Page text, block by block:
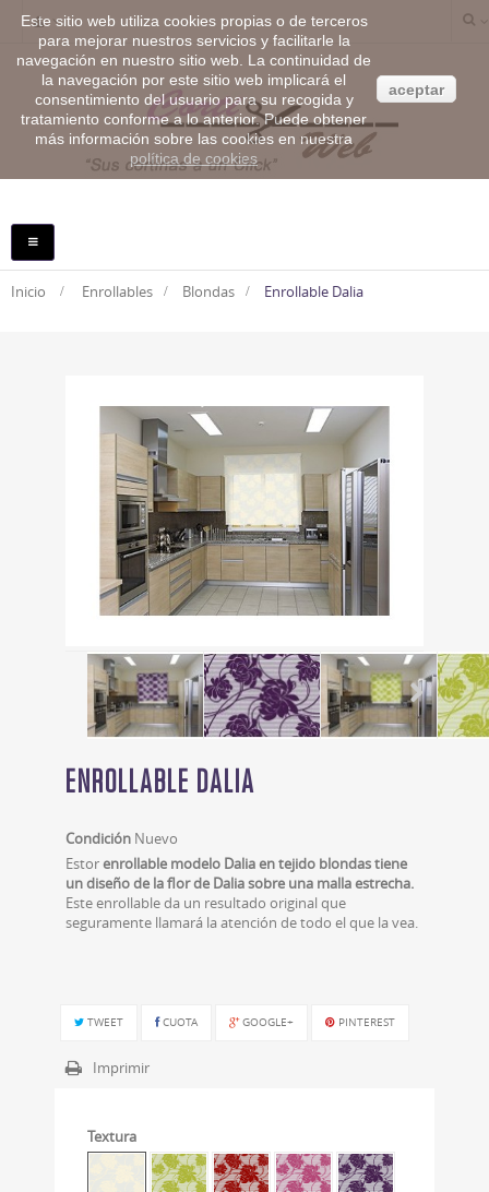
NAVEGACIÓN
TOGGLE
Inicio > Enrollables > Blondas > Enrollable Dalia
ENROLLABLE DALIA
Condición Nuevo
Estorenrollable modelo Dalia en tejido blondastiene
un diseño de la flor de Dalia sobre una malla estrecha.
Este enrollable da un resultado original que
seguramente llamará la atención de todo el que la vea.
TWEET CUOTA GOOGLE+ PINTEREST
Imprimir
Textura
Este sitio web utiliza cookies propias o de terceros
para mejorar nuestros servicios y facilitarle la
navegación en nuestro sitio web. La continuidad de
la navegación por este sitio web implicará el
consentimiento del usuario para su recogida y
tratamiento conforme a lo anterior. Puede obtener
más información sobre las cookies en nuestra
política de cookies
aceptar